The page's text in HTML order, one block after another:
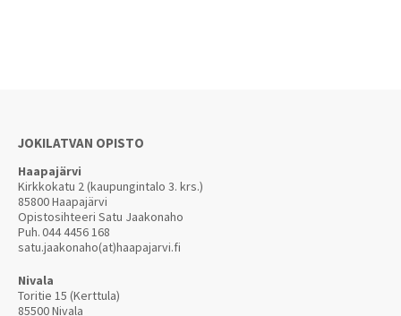
JOKILATVAN OPISTO
Haapajärvi
Kirkkokatu 2 (kaupungintalo 3. krs.)
85800 Haapajärvi
Opistosihteeri Satu Jaakonaho
Puh.044 4456 168
satu.jaakonaho(at)haapajarvi.fi
Nivala
Toritie 15 (Kerttula)
85500 Nivala